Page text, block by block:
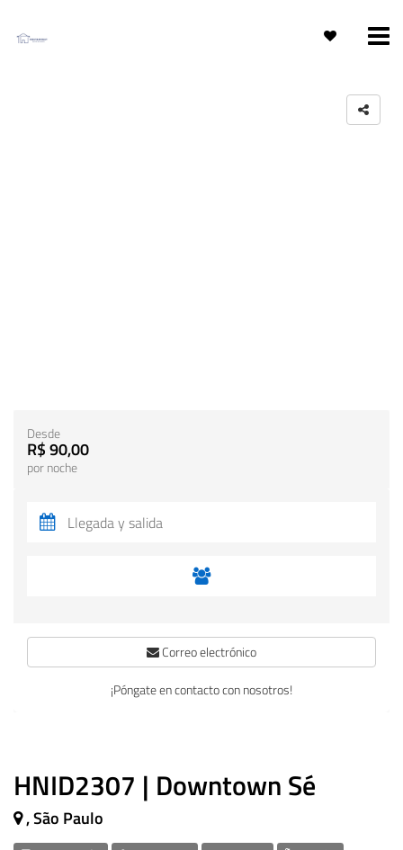
HNID2307 | Downtown Sé
, São Paulo
Desde
R$ 90,00
por noche
Correo electrónico
¡Póngate en contacto con nosotros!